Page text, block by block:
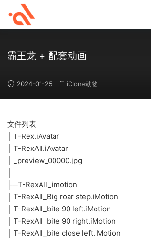
霸王龙 + 配套动画
2024-01-25 iClone动物
文件列表
│ T-Rex.iAvatar
│ T-RexAll.iAvatar
│ _preview_00000.jpg
├─T-RexAll_imotion
│ T-RexAll_Big roar step.iMotion
│ T-RexAll_bite 90 left.iMotion
│ T-RexAll_bite 90 right.iMotion
│ T-RexAll_bite close left.iMotion